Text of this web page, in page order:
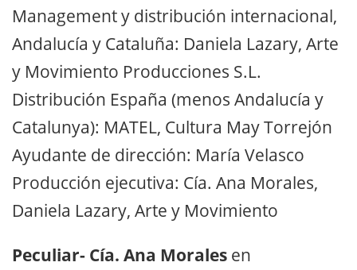
Management y distribución internacional,
Andalucía y Cataluña: Daniela Lazary, Arte
y Movimiento Producciones S.L.
Distribución España (menos Andalucía y
Catalunya): MATEL, Cultura May Torrejón
Ayudante de dirección: María Velasco
Producción ejecutiva: Cía. Ana Morales,
Daniela Lazary, Arte y Movimiento
Peculiar- Cía. Ana Morales en